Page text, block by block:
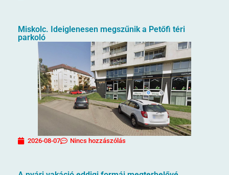
Miskolc. Ideiglenesen megszűnik a Petőfi téri
parkoló
2026-08-07 Nincs hozzászólás